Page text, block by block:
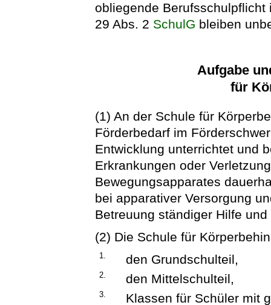
obliegende
29 Abs. 2 SchulG bleiben
Aufgabe
für
(1) An der Schule für
Förderbedarf im
Entwicklung unterrichtet und
Erkrankungen oder
Bewegungsapparates
bei apparativer Versorgung
Betreuung ständiger Hilfe
(2) Die Schule für
1. den Grundschulteil,
2. den Mittelschulteil,
3.
Klassen für Schüler mit